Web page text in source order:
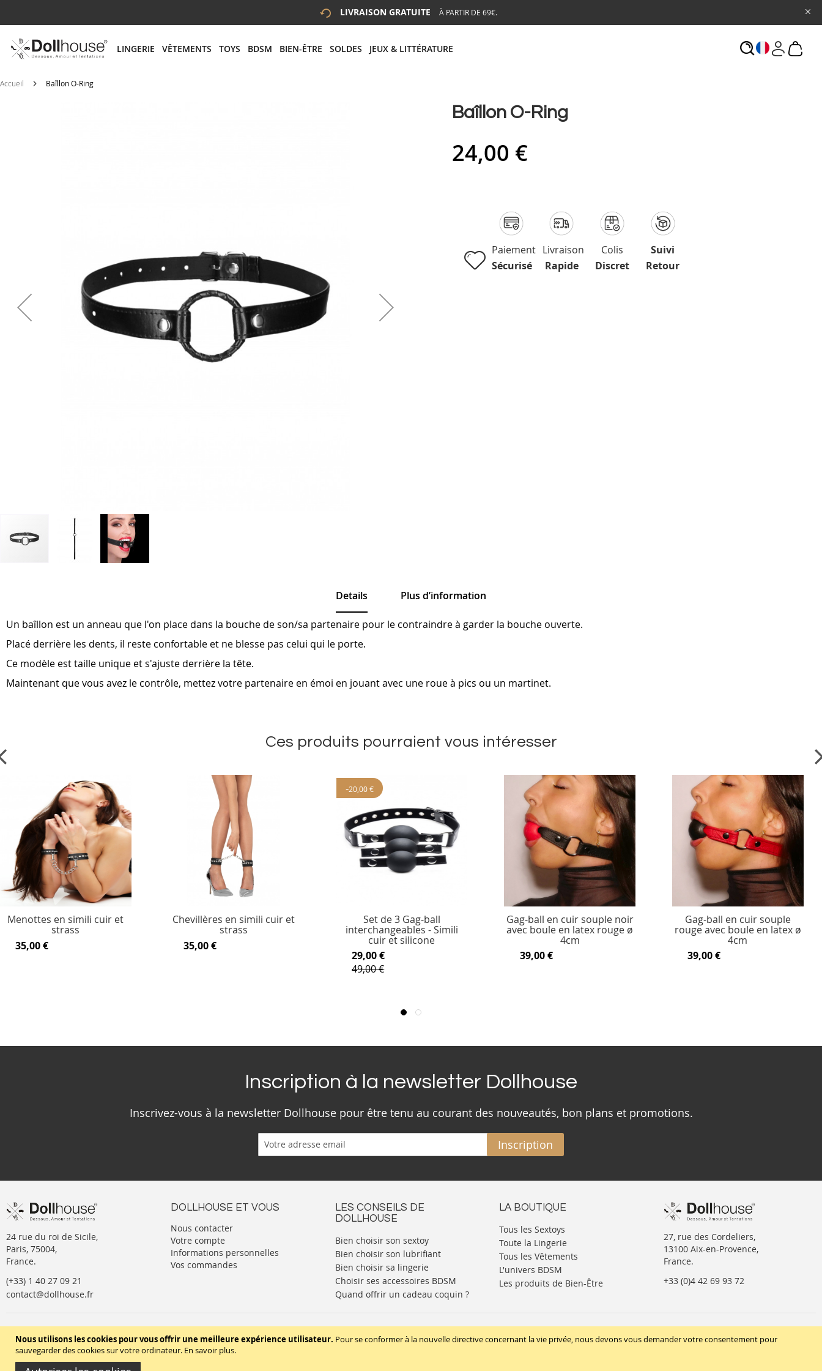
Nous utilisons les cookies pour vous offrir une meilleure expérience utilisateur. Pour se conformer à la nouvelle directive concernant la vie privée, nous devons vous demander votre consentement pour
sauvegarder des cookies sur votre ordinateur. En savoir plus.
LIVRAISON GRATUITE À PARTIR DE 69€.
LINGERIE VÊTEMENTS TOYS BDSM BIEN-ÊTRE SOLDES JEUX & LITTÉRATURE
# ENTREZ AU MOINS 3 CARACTÈRES POUR LANCER LA RECHERCHE
Accueil Baîllon O-Ring
of
the
images
Baîllon O-Ring
24,00 €
Paiement
Sécurisé
Livraison
Rapide
Colis
Discret
Suivi
Retour
Details
Un baîllon est un anneau que l'on place dans la bouche de son/sa partenaire pour le contraindre à garder la bouche ouverte.
Placé derrière les dents, il reste confortable et ne blesse pas celui qui le porte.
Ce modèle est taille unique et s'ajuste derrière la tête.
Maintenant que vous avez le contrôle, mettez votre partenaire en émoi en jouant avec une roue à pics ou un martinet.
Plus d’information
Ces produits pourraient vous intéresser
Menottes en simili cuir et
strass
35,00 €
Chevillères en simili cuir et
strass
35,00 €
-20,00 €
Set de 3 Gag-ball
interchangeables - Simili
cuir et silicone
29,00 €
49,00 €
Gag-ball en cuir souple noir
avec boule en latex rouge ø
4cm
39,00 €
Gag-ball en cuir souple
rouge avec boule en latex ø
4cm
39,00 €
Inscription à la newsletter Dollhouse
Inscrivez-vous à la newsletter Dollhouse pour être tenu au courant des nouveautés, bon plans et promotions.
Inscription
24 rue du roi de Sicile,
Paris, 75004,
France.
(+33) 1 40 27 09 21
contact@dollhouse.fr
DOLLHOUSE ET VOUS
Nous contacter
Votre compte
Informations personnelles
Vos commandes
LES CONSEILS DE
DOLLHOUSE
Bien choisir son sextoy
Bien choisir son lubrifiant
Bien choisir sa lingerie
Choisir ses accessoires BDSM
Quand offrir un cadeau coquin ?
LA BOUTIQUE
Tous les Sextoys
Toute la Lingerie
Tous les Vêtements
L'univers BDSM
Les produits de Bien-Être
27, rue des Cordeliers,
13100 Aix-en-Provence,
France.
+33 (0)4 42 69 93 72
Conditions générales de vente Mentions légales Politique de cookies SUIVEZ-NOUS